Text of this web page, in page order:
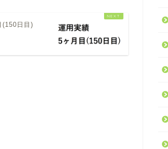
(150日目)